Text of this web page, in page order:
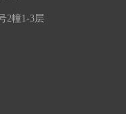
2幢1-3层